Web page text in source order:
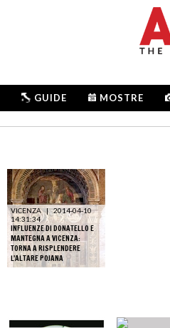
GUIDE MOSTRE
VICENZA | 2014-04-10
14:31:34
INFLUENZE DI DONATELLO E
MANTEGNA A VICENZA:
TORNA A RISPLENDERE
L'ALTARE POJANA